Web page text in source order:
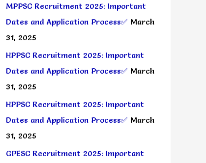
MPPSC Recruitment 2025: Important
Dates and Application Process✅ March
31, 2025
HPPSC Recruitment 2025: Important
Dates and Application Process✅ March
31, 2025
HPPSC Recruitment 2025: Important
Dates and Application Process✅ March
31, 2025
GPESC Recruitment 2025: Important